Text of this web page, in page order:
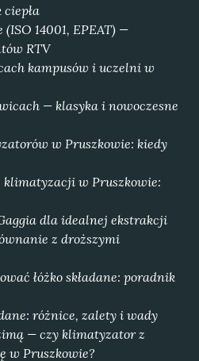
ciepła
14001, EPEAT) —
RTV
kampusów i uczelni w
— klasyka i nowoczesne
w Pruszkowie: kiedy
klimatyzacji w Pruszkowie:
dla idealnej ekstrakcji
z droższymi
łóżko składane: poradnik
różnice, zalety i wady
— czy klimatyzator z
w Pruszkowie?